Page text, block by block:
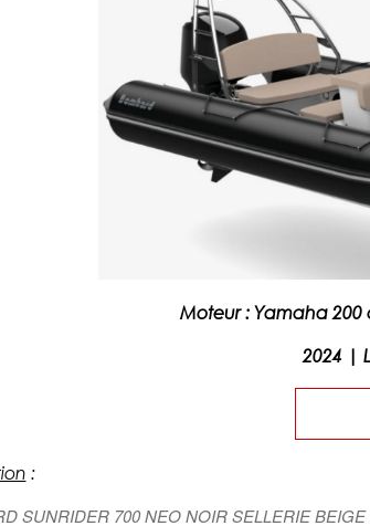
Moteur : Yamaha 200
2024 |
:
SUNRIDER 700 NEO NOIR SELLERIE